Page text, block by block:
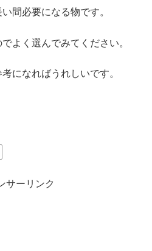
間必要になる物です。
よく選んでみてください。
になればうれしいです。
サーリンク